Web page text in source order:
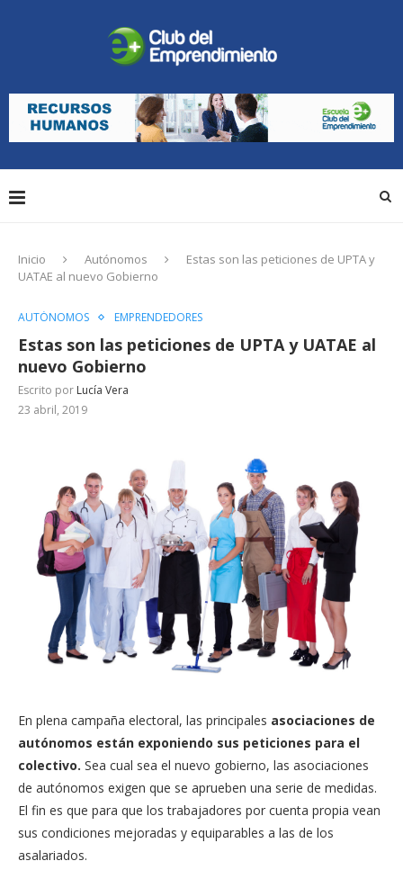
Inicio Autónomos
Estas son las peticiones de UPTA y
UATAE al nuevo Gobierno
AUTÓNOMOS EMPRENDEDORES
Estas son las peticiones de UPTA y UATAE al
nuevo Gobierno
Escrito por Lucía Vera
23 abril, 2019
En plena campaña electoral, las principales asociaciones de
autónomos están exponiendo sus peticiones para el
colectivo. Sea cual sea el nuevo gobierno, las asociaciones
de autónomos exigen que se aprueben una serie de medidas.
El fin es que para que los trabajadores por cuenta propia vean
sus condiciones mejoradas y equiparables a las de los
asalariados.